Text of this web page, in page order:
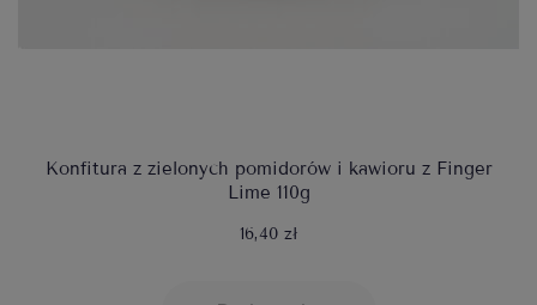
Konfitura z zielonych pomidorów i kawioru z Finger
Lime 110g
16,40 zł